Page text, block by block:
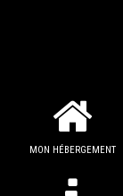
MON HÉBERGEMENT